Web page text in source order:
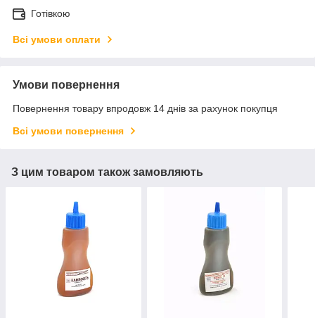
Готівкою
Всі умови оплати
Умови повернення
Повернення товару впродовж 14 днів за рахунок покупця
Всі умови повернення
З цим товаром також замовляють